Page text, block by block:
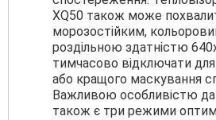
XQ50 також може
морозостійким,
роздільною здатністю
тимчасово відключати для
або кращого маскування
Важливою особливістю
також є три режими